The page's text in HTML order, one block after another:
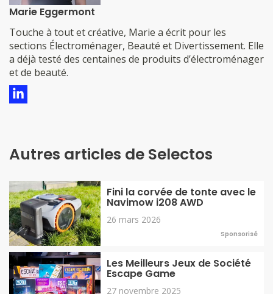
​​​​​​​​Touche à tout et créative, Marie a écrit pour les
sections Électroménager, Beauté et Divertissement. Elle
a déjà testé des centaines de produits d’électroménager
et de beauté.
26 mars 2026
27 novembre 2025